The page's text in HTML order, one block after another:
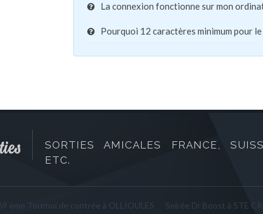
La connexion fonctionne sur mon
Pourquoi 12 caractères minimum pour
SORTIES AMICALES FRANCE,
ETC.
ème Tournoi de contrée à OLLIOULES
Soirée Dr Boost à STE